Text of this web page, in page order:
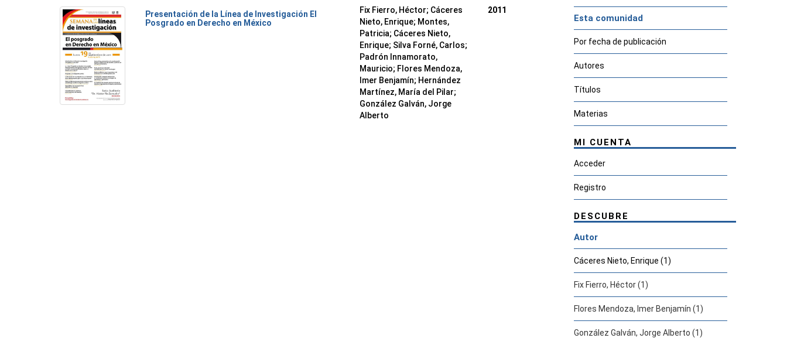
Presentación de la Línea de Investigación El
Posgrado en Derecho en México
Fix Fierro, Héctor; Cáceres
Nieto, Enrique; Montes,
Patricia; Cáceres Nieto,
Enrique; Silva Forné, Carlos;
Padrón Innamorato,
Mauricio; Flores Mendoza,
Imer Benjamín; Hernández
Martínez, María del Pilar;
González Galván, Jorge
Alberto
2011
Esta comunidad
Por fecha de publicación
Autores
Títulos
Materias
MI CUENTA
Acceder
Registro
DESCUBRE
Autor
Cáceres Nieto, Enrique (1)
Fix Fierro, Héctor (1)
Flores Mendoza, Imer Benjamín (1)
González Galván, Jorge Alberto (1)